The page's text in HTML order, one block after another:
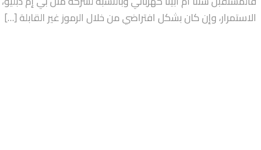
الاستمرار، وإن كان بشكل افتراضي من خلال الرموز غير القابلة […]